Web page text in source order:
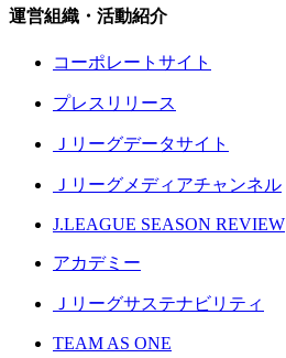
運営組織・活動紹介
コーポレートサイト
プレスリリース
Ｊリーグデータサイト
Ｊリーグメディアチャンネル
J.LEAGUE SEASON REVIEW
アカデミー
Ｊリーグサステナビリティ
TEAM AS ONE